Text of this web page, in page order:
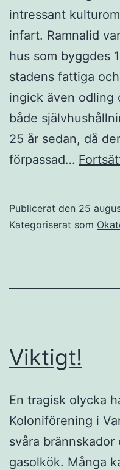
intressant
infart. Ramnalid
hus som byggdes
stadens fattiga
ingick även odling
både
25 år sedan, då
förpassad…
Publicerat den 25
Kategoriserat som
Viktigt!
En tragisk olycka
Koloniförening i
svåra
gasolkök. Många